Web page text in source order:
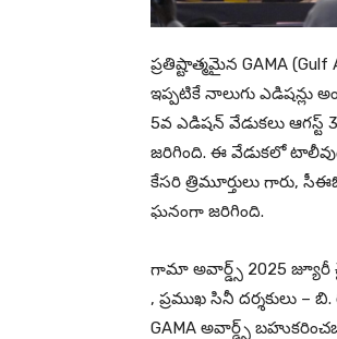
ప్రతిష్టాత్మమైన GAMA
ఇప్పటికే నాలుగు
5వ ఎడిషన్ వేడుకలు
జరిగింది. ఈ వేడుకలో
కేసరి త్రిమూర్తులు గారు,
ఘనంగా జరిగింది.
గామా అవార్డ్స్ 2025 జ్యూరీ
, ప్రముఖ సినీ దర్శకులు
GAMA అవార్డ్స్